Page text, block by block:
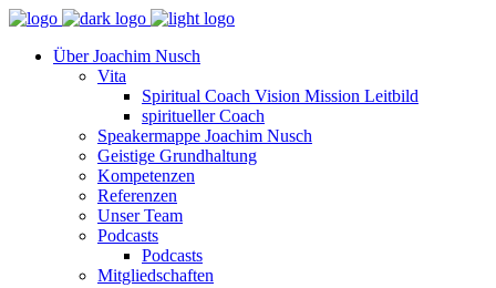
Über Joachim Nusch
Vita
Spiritual Coach Vision Mission Leitbild
spiritueller Coach
Speakermappe Joachim Nusch
Geistige Grundhaltung
Kompetenzen
Referenzen
Unser Team
Podcasts
Podcasts
Mitgliedschaften